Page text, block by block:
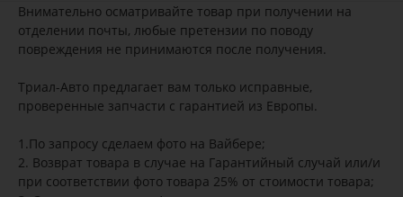
Внимательно осматривайте товар при получении на
отделении почты, любые претензии по поводу
повреждения не принимаются после получения.
Триал-Авто предлагает вам только исправные,
проверенные запчасти с гарантией из Европы.
1.По запросу сделаем фото на Вайбере;
2. Возврат товара в случае на Гарантийный случай или/и
при соответствии фото товара 25% от стоимости товара;